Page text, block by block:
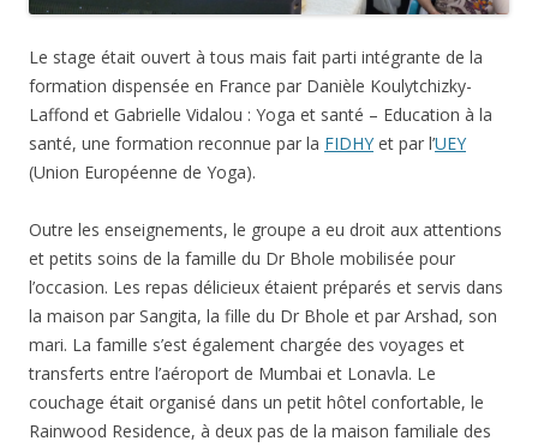
Le stage était ouvert à tous mais fait parti intégrante de la
formation dispensée en France par Danièle Koulytchizky-
Laffond et Gabrielle Vidalou : Yoga et santé – Education à la
santé, une formation reconnue par la FIDHY et par l’UEY
(Union Européenne de Yoga).
Outre les enseignements, le groupe a eu droit aux attentions
et petits soins de la famille du Dr Bhole mobilisée pour
l’occasion. Les repas délicieux étaient préparés et servis dans
la maison par Sangita, la fille du Dr Bhole et par Arshad, son
mari. La famille s’est également chargée des voyages et
transferts entre l’aéroport de Mumbai et Lonavla. Le
couchage était organisé dans un petit hôtel confortable, le
Rainwood Residence, à deux pas de la maison familiale des